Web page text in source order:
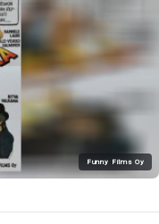
Funny Films Oy